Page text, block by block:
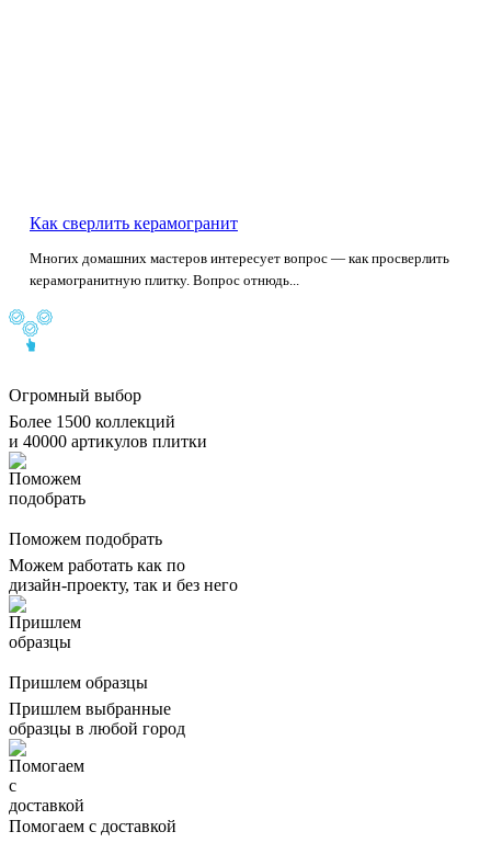
Как сверлить керамогранит
Многих домашних мастеров интересует вопрос — как просверлить
керамогранитную плитку. Вопрос отнюдь...
Огромный выбор
Более 1500 коллекций
и 40000 артикулов плитки
Поможем подобрать
Можем работать как по
дизайн-проекту, так и без него
Пришлем образцы
Пришлем выбранные
образцы в любой город
Помогаем с доставкой